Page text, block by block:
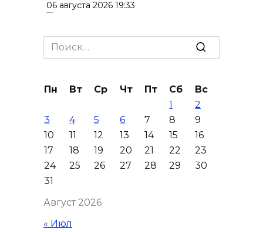
06 августа 2026 19:33
Шахбокс, падел и пилон: в
Ростовской области
Юрий Слюсарь поздравил
донских строителей с
профессиональным
праздником и вручил
Search
for:
Август 2026
Пн Вт Ср Чт Пт Сб
Вс
1
2
3
4 5 6 7 8
9
10
11 12 13 14 15
16
17
18 19 20 21 22
23
24
25 26 27 28 29
30
31
« Июл